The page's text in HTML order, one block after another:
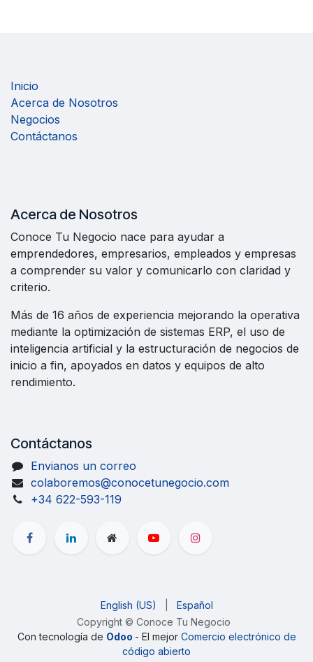
Inicio
Acerca de Nosotros
Negocios
Contáctanos
Acerca de Nosotros
Conoce Tu Negocio nace para ayudar a
emprendedores, empresarios, empleados y empresas
a comprender su valor y comunicarlo con claridad y
criterio.
Más de 16 años de experiencia mejorando la operativa
mediante la optimización de sistemas ERP, el uso de
inteligencia artificial y la estructuración de negocios de
inicio a fin, apoyados en datos y equipos de alto
rendimiento.
Contáctanos
Envianos un correo
colaboremos@conocetunegocio.com
+34 622-593-119
Copyright © Conoce Tu Negocio
English (US) Español
Con tecnología de Odoo - El mejor Comercio electrónico de
código abierto